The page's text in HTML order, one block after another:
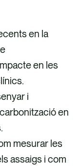
en la
en les
i
en
mesurar les
assaigs i com